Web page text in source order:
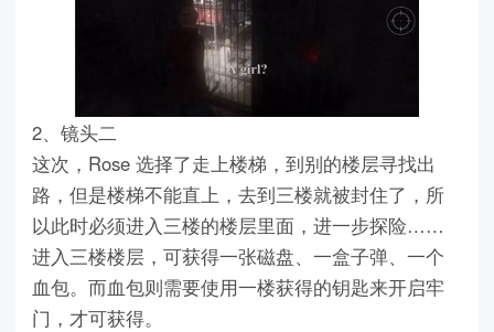
2、镜头二
这次，Rose 选择了走上楼梯，到别的楼层寻找出
路，但是楼梯不能直上，去到三楼就被封住了，所
以此时必须进入三楼的楼层里面，进一步探险……
进入三楼楼层，可获得一张磁盘、一盒子弹、一个
血包。而血包则需要使用一楼获得的钥匙来开启牢
门，才可获得。